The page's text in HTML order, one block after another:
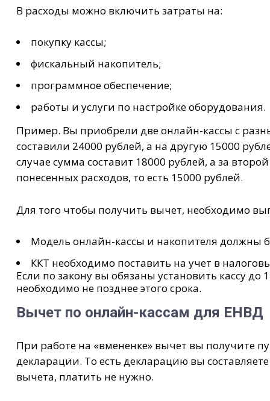
В расходы можно включить затраты на:
покупку кассы;
фискальный накопитель;
программное обеспечение;
работы и услуги по настройке оборудования.
Пример. Вы приобрели две онлайн-кассы с
составили 24000 рублей, а на другую 15000
случае сумма составит 18000 рублей, а за
понесенных расходов, то есть 15000 рублей.
Для того чтобы получить вычет, необходимо
Модель онлайн-кассы и накопителя должны
ККТ необходимо поставить на учет в
Если по закону вы обязаны установить кассу до
необходимо не позднее этого срока.
Вычет по онлайн-кассам для ЕНВД
При работе на «вмененке» вычет вы получите
декларации. То есть декларацию вы
вычета, платить не нужно.